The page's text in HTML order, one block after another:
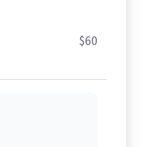
$60